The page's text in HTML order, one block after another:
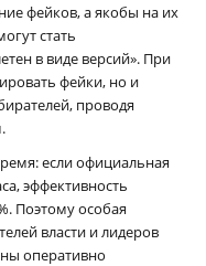
фейков, а якобы на их
стать
в виде версий». При
фейки, но и
проводя
если официальная
эффективность
Поэтому особая
власти и лидеров
оперативно